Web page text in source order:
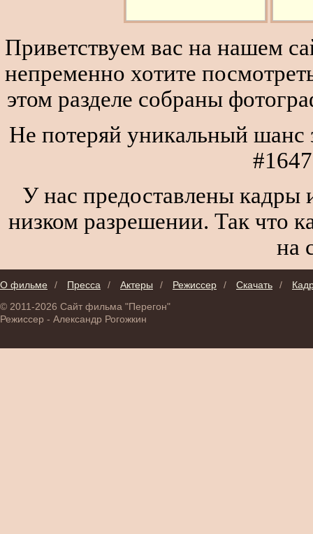
Приветствуем вас на нашем
непременно хотите
этом разделе собраны
Не потеряй уникальный шанс
У нас предоставлены кадры
низком разрешении. Так что
на
О фильме / Пресса / Актеры / Режиссер / Скачать /
© 2011-2026 Сайт фильма "Перегон"
Режиссер - Александр Рогожкин